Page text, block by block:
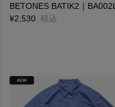
BETONES BATIK2｜BA002L
¥2,530 税込